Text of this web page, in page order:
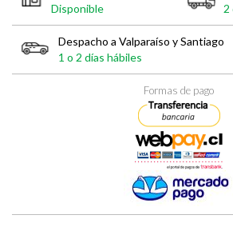
Disponible
2
Despacho a Valparaíso y Santiago
1 o 2 días hábiles
Formas de pago